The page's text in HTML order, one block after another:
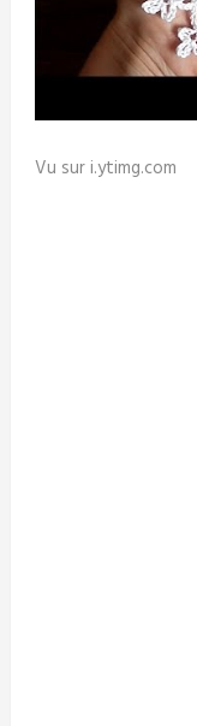
Vu sur i.ytimg.com